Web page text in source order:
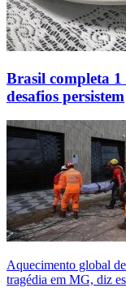
Brasil completa
desafios persistem
Aquecimento global
tragédia em MG, diz